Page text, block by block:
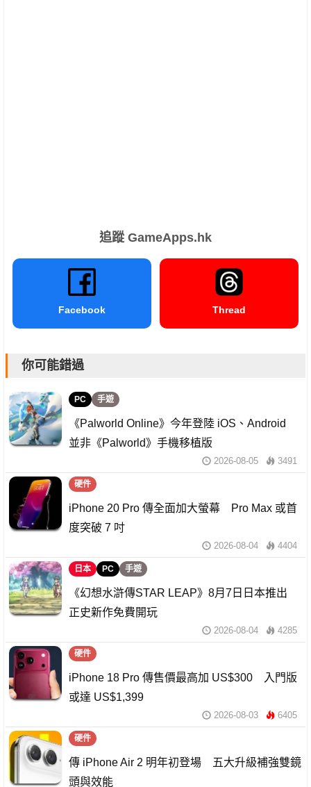
追蹤 GameApps.hk
Facebook Thread
你可能錯過
PC 手遊
《Palworld Online》今年登陸 iOS、Android
並非《Palworld》手機移植版
2026-08-05 3491
硬件
iPhone 20 Pro 傳全面加大螢幕 Pro Max 或首
度突破 7 吋
2026-08-04 4404
日本 PC 手遊
《幻想水滸傳STAR LEAP》8月7日日本推出
正史新作免費開玩
2026-08-04 4285
硬件
iPhone 18 Pro 傳售價最高加 US$300 入門版
或達 US$1,399
2026-08-03 6405
硬件
傳 iPhone Air 2 明年初登場 五大升級補強雙鏡
頭與效能